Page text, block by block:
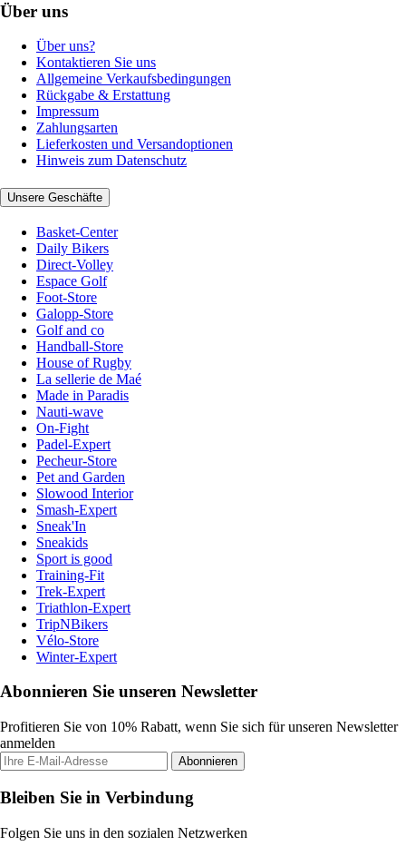
Über uns
Über uns?
Kontaktieren Sie uns
Allgemeine Verkaufsbedingungen
Rückgabe & Erstattung
Impressum
Zahlungsarten
Lieferkosten und Versandoptionen
Hinweis zum Datenschutz
Unsere Geschäfte
Basket-Center
Daily Bikers
Direct-Volley
Espace Golf
Foot-Store
Galopp-Store
Golf and co
Handball-Store
House of Rugby
La sellerie de Maé
Made in Paradis
Nauti-wave
On-Fight
Padel-Expert
Pecheur-Store
Pet and Garden
Slowood Interior
Smash-Expert
Sneak'In
Sneakids
Sport is good
Training-Fit
Trek-Expert
Triathlon-Expert
TripNBikers
Vélo-Store
Winter-Expert
Abonnieren Sie unseren Newsletter
Profitieren Sie von 10% Rabatt, wenn Sie sich für unseren Newsletter
anmelden
Abonnieren
Bleiben Sie in Verbindung
Folgen Sie uns in den sozialen Netzwerken